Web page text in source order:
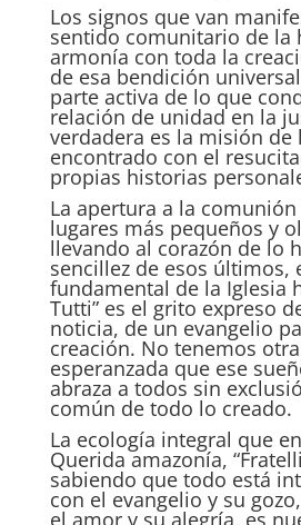
Los signos que van
sentido comunitario de la
armonía con toda la
de esa bendición
parte activa de lo que
relación de unidad en la
verdadera es la misión de
encontrado con el
propias historias
La apertura a la
lugares más pequeños y
llevando al corazón de lo
sencillez de esos últimos,
fundamental de la Iglesia
Tutti” es el grito expreso
noticia, de un evangelio
creación. No tenemos
esperanzada que ese
abraza a todos sin
común de todo lo creado.
La ecología integral que
Querida amazonía,
sabiendo que todo está
con el evangelio y su
el amor y su alegría, es